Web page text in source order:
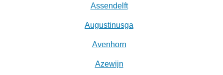
Assendelft
Augustinusga
Avenhorn
Azewijn